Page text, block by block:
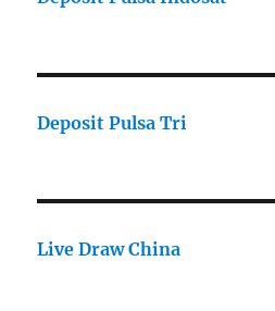
Deposit Pulsa Tri
Live Draw China